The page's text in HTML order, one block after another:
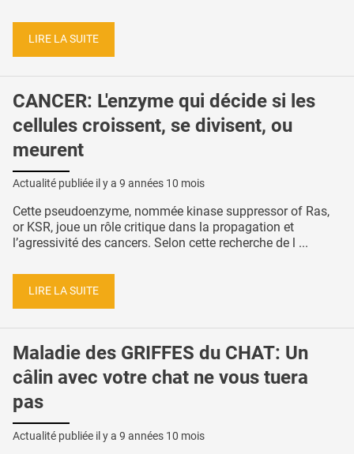
LIRE LA SUITE
CANCER: L'enzyme qui décide si les
cellules croissent, se divisent, ou
meurent
Actualité publiée il y a 9 années 10 mois
Cette pseudoenzyme, nommée kinase suppressor of Ras,
or KSR, joue un rôle critique dans la propagation et
l’agressivité des cancers. Selon cette recherche de l ...
LIRE LA SUITE
Maladie des GRIFFES du CHAT: Un
câlin avec votre chat ne vous tuera
pas
Actualité publiée il y a 9 années 10 mois